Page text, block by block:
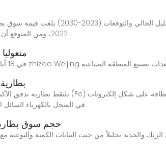
2022، ومن المتوقع أن ينمو بمعدل ثابت يبلغ حوالي 21.56٪ في الفترة
في المنحل بالكهرباء
حجم سوق